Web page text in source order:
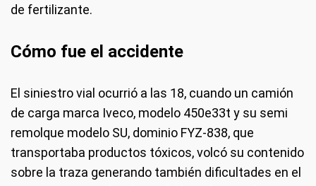
de fertilizante.
Cómo fue el accidente
El siniestro vial ocurrió a las 18, cuando un camión
de carga marca Iveco, modelo 450e33t y su semi
remolque modelo SU, dominio FYZ-838, que
transportaba productos tóxicos, volcó su contenido
sobre la traza generando también dificultades en el